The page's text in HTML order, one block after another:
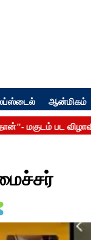
ஆன்மிகம்